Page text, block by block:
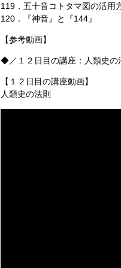
119．五十音コトタマ図の活用
120．『神音』と『144』
【参考動画】
◆／１２日目の講座：人類史の
【１２日目の講座動画】
人類史の法則